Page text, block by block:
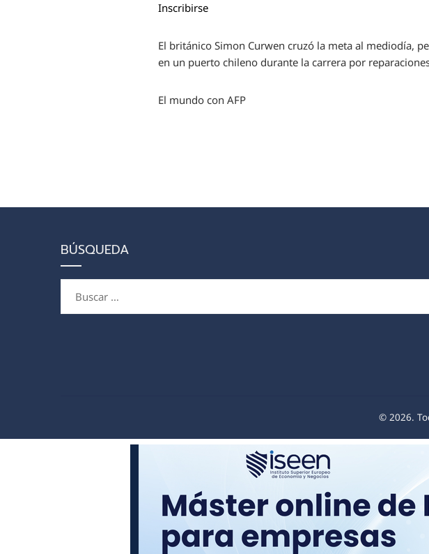
Inscribirse
El británico Simon Curwen cruzó la meta al mediodía,
en un puerto chileno durante la carrera por
El mundo con AFP
BÚSQUEDA
© 2026.